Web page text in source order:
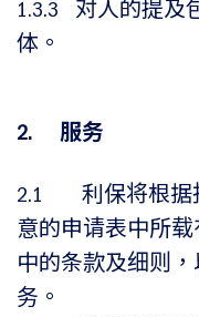
1.3.3 对人的提及
体。
2. 服务
2.1 利保将根据
意的申请表中所
中的条款及细则
务。